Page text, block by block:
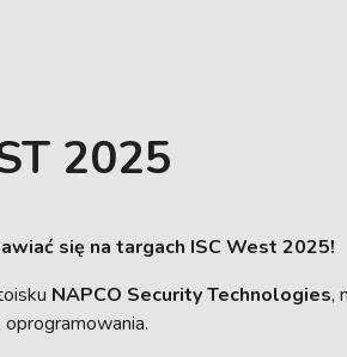
2025
się na targach ISC West 2025!
NAPCO Security Technologies,